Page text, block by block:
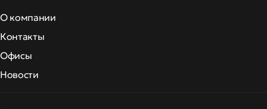
О компании
Контакты
Офисы
Новости